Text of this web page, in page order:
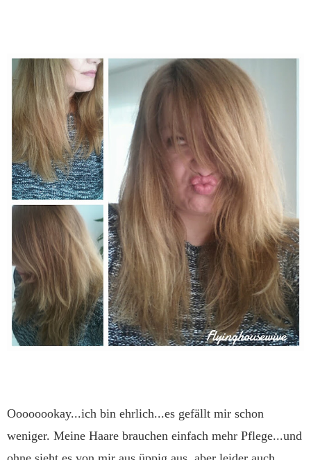
Oooooookay...ich bin ehrlich...es gefällt mir schon
weniger. Meine Haare brauchen einfach mehr Pflege...und